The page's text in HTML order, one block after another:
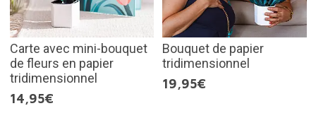
Carte avec mini-bouquet
de fleurs en papier
tridimensionnel
14,95€
Bouquet de papier
tridimensionnel
19,95€